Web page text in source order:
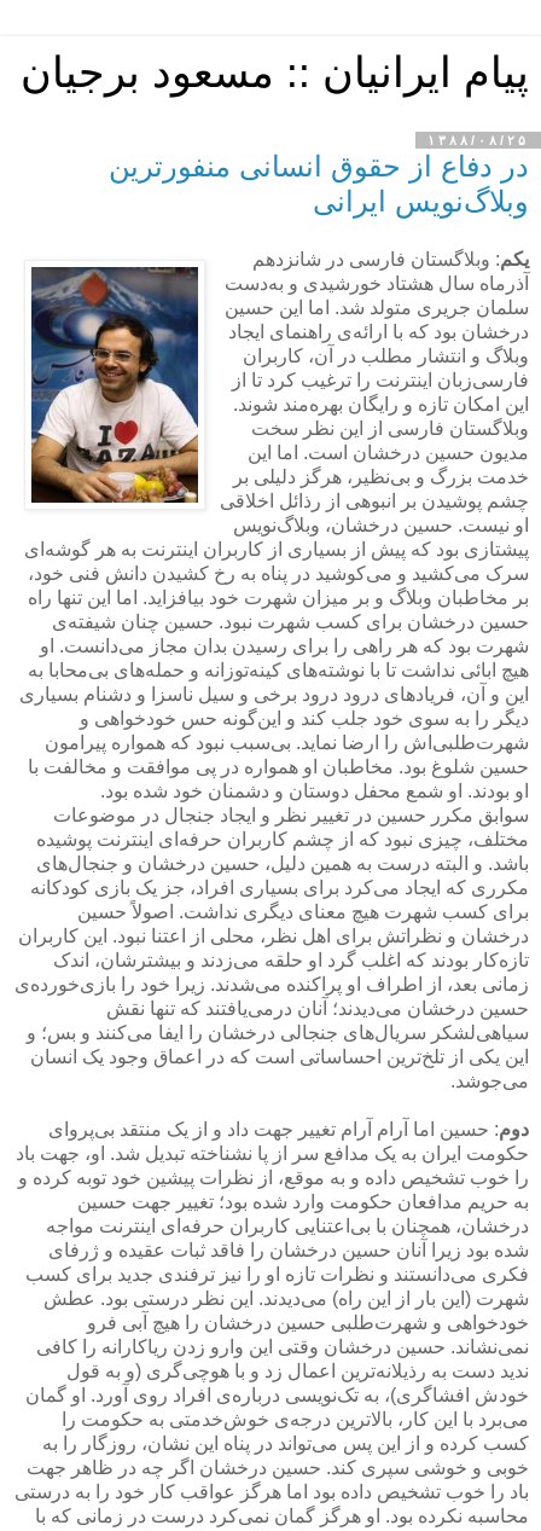
پیام ایرانیان :: مسعود برجیان
۱۳۸۸/۰۸/۲۵
در دفاع از حقوق انسانی منفورترین
وبلاگ‌نویس ایرانی
یکم: وبلاگستان فارسی در شانزدهم
آذرماه سال هشتاد خورشیدی و به‌دست
سلمان جریری متولد شد. اما این حسین
درخشان بود که با ارائه‌ی راهنمای ایجاد
وبلاگ و انتشار مطلب در آن، کاربران
فارسی‌زبان اینترنت را ترغیب کرد تا از
این امکان تازه و رایگان بهره‌مند شوند.
وبلاگستان فارسی از این نظر سخت
مدیون حسین درخشان است. اما این
خدمت بزرگ و بی‌نظیر، هرگز دلیلی بر
چشم پوشیدن بر انبوهی از رذائل اخلاقی
او نیست. حسین درخشان، وبلاگ‌نویس
پیشتازی بود که پیش از بسیاری از کاربران اینترنت به هر گوشه‌ای
سرک می‌کشید و می‌کوشید در پناه به رخ کشیدن دانش فنی خود،
بر مخاطبان وبلاگ و بر میزان شهرت خود بیافزاید. اما این تنها راه
حسین درخشان برای کسب شهرت نبود. حسین چنان شیفته‌ی
شهرت بود که هر راهی را برای رسیدن بدان مجاز می‌دانست. او
هیچ ابائی نداشت تا با نوشته‌های کینه‌توزانه و حمله‌های بی‌محابا به
این و آن، فریادهای درود درود برخی و سیل ناسزا و دشنام بسیاری
دیگر را به سوی خود جلب کند و این‌گونه حس خودخواهی و
شهرت‌طلبی‌اش را ارضا نماید. بی‌سبب نبود که همواره پیرامون
حسین شلوغ بود. مخاطبان او همواره در پی موافقت و مخالفت با
او بودند. او شمع محفل دوستان و دشمنان خود شده بود.
سوابق مکرر حسین در تغییر نظر و ایجاد جنجال در موضوعات
مختلف، چیزی نبود که از چشم کاربران حرفه‌ای اینترنت پوشیده
باشد. و البته درست به همین دلیل، حسین درخشان و جنجال‌های
مکرری که ایجاد می‌کرد برای بسیاری افراد، جز یک بازی کودکانه
برای کسب شهرت هیچ معنای دیگری نداشت. اصولاً حسین
درخشان و نظراتش برای اهل نظر، محلی از اعتنا نبود. این کاربران
تازه‌کار بودند که اغلب گرد او حلقه می‌زدند و بیشترشان، اندک
زمانی بعد، از اطراف او پراکنده می‌شدند. زیرا خود را بازی‌خورده‌ی
حسین درخشان می‌دیدند؛ آنان درمی‌یافتند که تنها نقش
سیاهی‌لشکر سریال‌های جنجالی درخشان را ایفا می‌کنند و بس؛ و
این یکی از تلخ‌ترین احساساتی است که در اعماق وجود یک انسان
می‌جوشد.
دوم: حسین اما آرام آرام تغییر جهت داد و از یک منتقد بی‌پروای
حکومت ایران به یک مدافع سر از پا نشناخته تبدیل شد. او، جهت باد
را خوب تشخیص داده و به موقع، از نظرات پیشین خود توبه کرده و
به حریم مدافعان حکومت وارد شده بود؛ تغییر جهت حسین
درخشان، همچنان با بی‌اعتنایی کاربران حرفه‌ای اینترنت مواجه
شده بود زیرا آنان حسین درخشان را فاقد ثبات عقیده و ژرفای
فکری می‌دانستند و نظرات تازه او را نیز ترفندی جدید برای کسب
شهرت (این بار از این راه) می‌دیدند. این نظر درستی بود. عطش
خودخواهی و شهرت‌طلبی حسین درخشان را هیچ آبی فرو
نمی‌نشاند. حسین درخشان وقتی این وارو زدن ریاکارانه را کافی
ندید دست به رذیلانه‌ترین اعمال زد و با هوچی‌گری (و به قول
خودش افشاگری)، به تک‌نویسی درباره‌ی افراد روی آورد. او گمان
می‌برد با این کار، بالاترین درجه‌ی خوش‌خدمتی به حکومت را
کسب کرده و از این پس می‌تواند در پناه این نشان، روزگار را به
خوبی و خوشی سپری کند. حسین درخشان اگر چه در ظاهر جهت
باد را خوب تشخیص داده بود اما هرگز عواقب کار خود را به درستی
محاسبه نکرده بود. او هرگز گمان نمی‌کرد درست در زمانی که با